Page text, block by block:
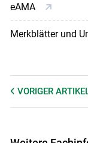
eAMA
Merkblätter und
VORIGER